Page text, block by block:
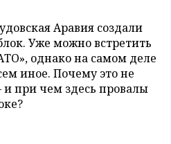
Аравия создали
Уже можно встретить
однако на самом деле
иное. Почему это не
при чем здесь провалы